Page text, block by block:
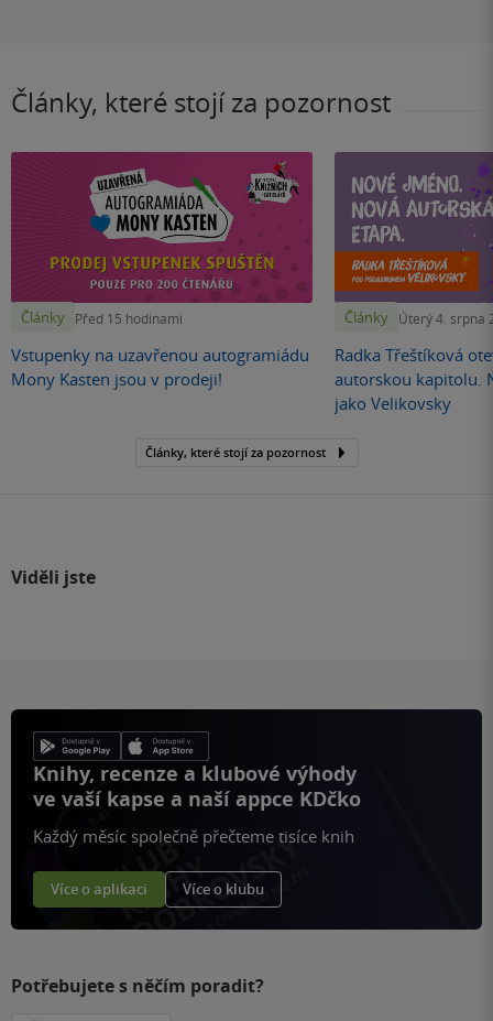
Články, které stojí za pozornost
Články Před 15 hodinami
Vstupenky na uzavřenou autogramiádu
Mony Kasten jsou v prodeji!
Články Úterý 4. srpna
Radka Třeštíková
autorskou kapitolu.
jako Velikovsky
Články, které stojí za pozornost
Viděli jste
Knihy, recenze a klubové výhody
ve vaší kapse a naší appce KDčko
Každý měsíc společně přečteme tisíce knih
Více o aplikaci Více o klubu
Potřebujete s něčím poradit?